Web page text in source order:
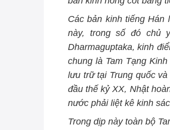
Các bản kinh tiếng
này, trong số đó chủ
Dharmaguptaka, kinh
chung là Tam Tạng
lưu trữ tại Trung quốc
đầu thế kỷ XX, Nhật
nước phải liệt kê kinh
Trong dịp này toàn bộ